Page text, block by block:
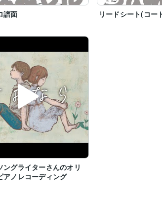
譜面 リードシート(コー
ングライターさんのオリ
アノレコーディング